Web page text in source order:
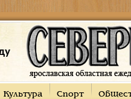
Культура Спорт